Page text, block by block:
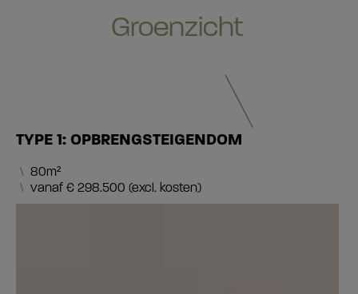
Groenzicht
TYPE 1: OPBRENGSTEIGENDOM
\ 80m²
\ vanaf € 298.500 (excl. kosten)